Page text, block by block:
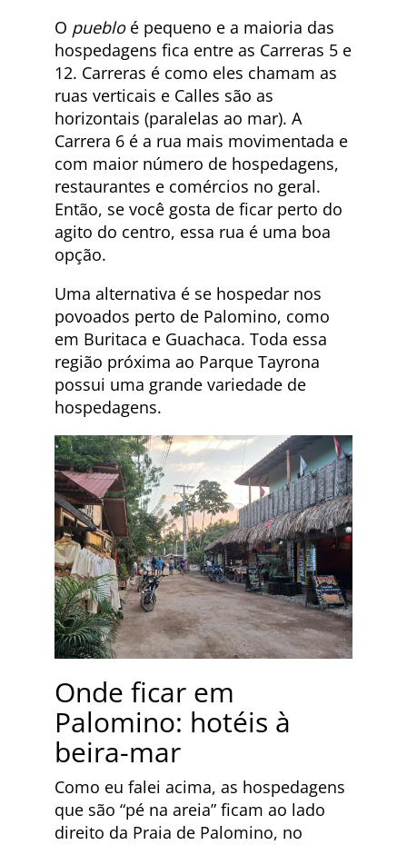
O puebloé pequeno e a maioria das
hospedagens fica entre as Carreras 5 e
12. Carreras é como eles chamam as
ruas verticais e Calles são as
horizontais (paralelas ao mar). A
Carrera 6 é a rua mais movimentada e
com maior número de hospedagens,
restaurantes e comércios no geral.
Então, se você gosta de ficar perto do
agito do centro, essa rua é uma boa
opção.
Uma alternativa é se hospedar nos
povoados perto de Palomino, como
em Buritaca e Guachaca. Toda essa
região próxima ao Parque Tayrona
possui uma grande variedade de
hospedagens.
Onde ficar em
Palomino: hotéis à
beira-mar
Como eu falei acima, as hospedagens
que são “pé na areia” ficam ao lado
direito da Praia de Palomino, no